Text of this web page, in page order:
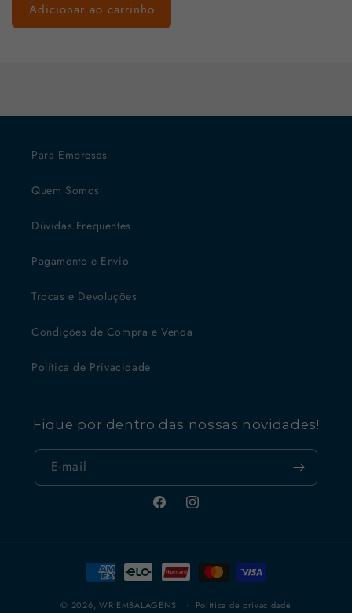
Adicionar ao carrinho
Para Empresas
Quem Somos
Dúvidas Frequentes
Pagamento e Envio
Trocas e Devoluções
Condições de Compra e Venda
Política de Privacidade
Fique por dentro das nossas novidades!
E-mail
FacebookInstagram
Formas
de
pagamento
© 2026, WR EMBALAGENS Política de privacidade